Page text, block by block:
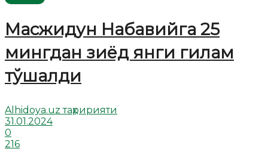
Масжидун Набавийга 25
мингдан зиёд янги гилам
тўшалди
Alhidoya.uz таҳририяти
31.01.2024
0
216